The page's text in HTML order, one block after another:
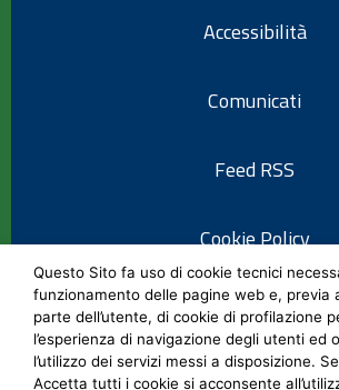
Accessibilità
Comunicati
Feed RSS
Cookie Policy
Informativa privacy
Note legali
Questo Sito fa uso di cookie tecnici
funzionamento delle pagine web e, previa
parte dell’utente, di cookie di profilazione
l’esperienza di navigazione degli utenti ed
l’utilizzo dei servizi messi a disposizione.
Accetta tutti i cookie si acconsente